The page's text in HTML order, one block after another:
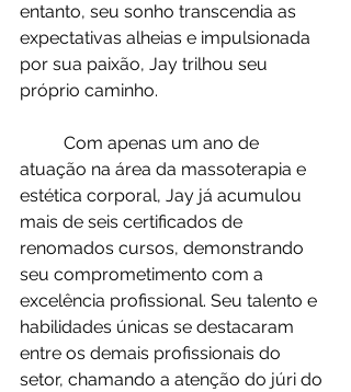
entanto, seu sonho transcendia as
expectativas alheias e impulsionada
por sua paixão, Jay trilhou seu
próprio caminho.
atuação na área da massoterapia e
estética corporal, Jay já acumulou
mais de seis certificados de
renomados cursos, demonstrando
seu comprometimento com a
excelência profissional. Seu talento e
habilidades únicas se destacaram
entre os demais profissionais do
setor, chamando a atenção do júri do